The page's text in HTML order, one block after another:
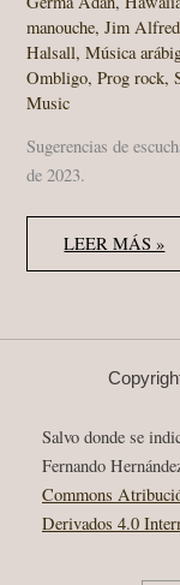
manouche,Jim
Halsall,Música
Ombligo,Prog rock,
Music
Sugerencias de
de 2023.
SUGERENCIAS
DE
ESCUCHA
LEER MÁS »
Salvo donde se
Fernando
Commons
Derivados 4.0